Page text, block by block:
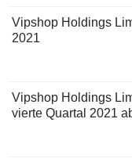
Vipshop Holdings
2021
Vipshop Holdings
vierte Quartal 2021